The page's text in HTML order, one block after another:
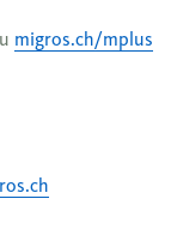
migros.ch/mplus